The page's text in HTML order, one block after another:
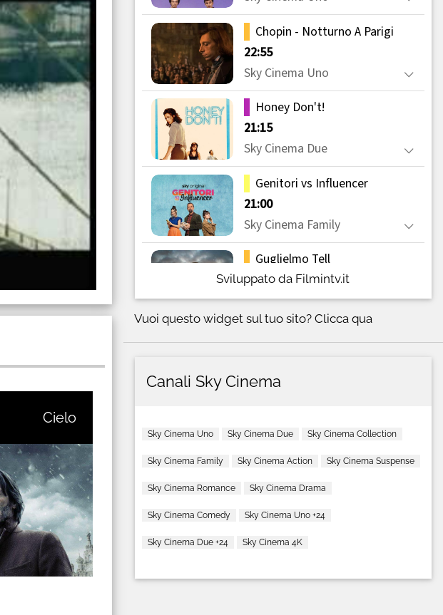
Cielo
Sviluppato da Filmintv.it
Vuoi questo widget sul tuo sito? Clicca qua
Canali Sky Cinema
Sky Cinema Uno Sky Cinema Due Sky Cinema Collection
Sky Cinema Family Sky Cinema Action Sky Cinema Suspense
Sky Cinema Romance Sky Cinema Drama
Sky Cinema Comedy Sky Cinema Uno +24
Sky Cinema Due +24 Sky Cinema 4K